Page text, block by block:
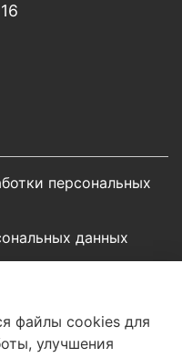
персональных
данных
файлы cookies для
улучшения